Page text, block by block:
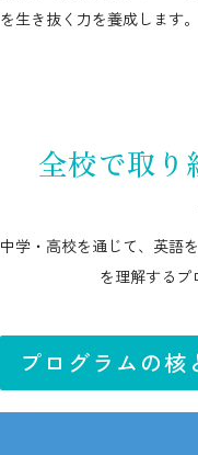
を生き抜く力を養成します。
全校で取り
中学・高校を通じて、英語
を理解するプ
プログラムの核